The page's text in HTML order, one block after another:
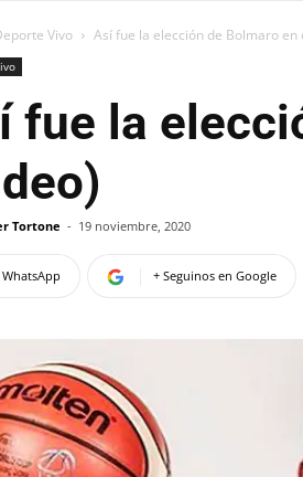
Vivo Así fue la elección de Bolmaro en
fue la
Tortone - 19 noviembre, 2020
WhatsApp + Seguinos en Google